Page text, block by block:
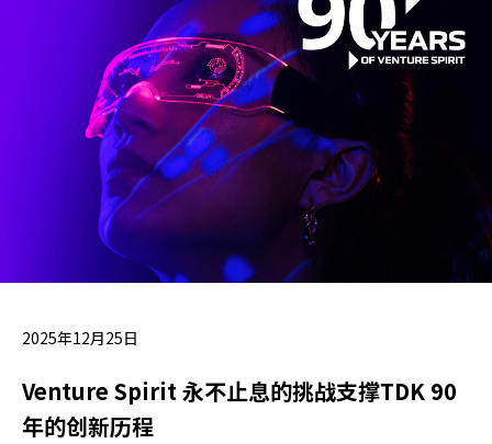
2025年12月25日
Venture Spirit 永不止息的挑战支撑TDK 90
年的创新历程